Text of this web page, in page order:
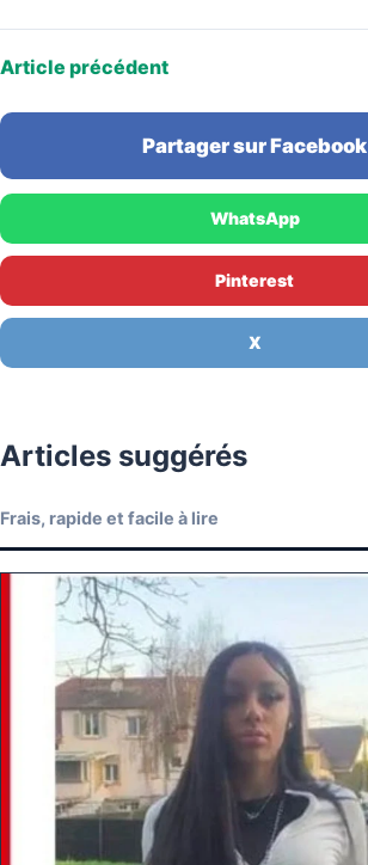
Article précédent
Partager sur Facebook
WhatsApp
Pinterest
X
Articles suggérés
Frais, rapide et facile à lire